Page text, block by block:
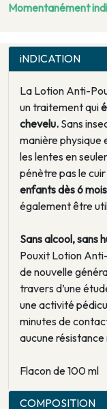
Momentanément
iNDICATION
La Lotion Anti-
un traitement qui
chevelu. Sans
manière physique
les lentes en
pénètre pas le
enfants dès 6
également être
Sans alcool, sans
Pouxit Lotion
de nouvelle
travers d’une
une activité
minutes de
aucune
Flacon de 100 ml
COMPOSITION